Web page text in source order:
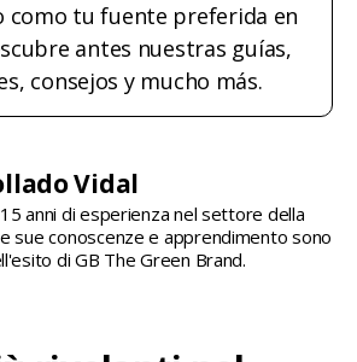
como tu fuente preferida en
antes nuestras guías,
consejos y mucho más.
Vidal
anni di esperienza nel settore della
sue conoscenze e apprendimento sono
di GB The Green Brand.